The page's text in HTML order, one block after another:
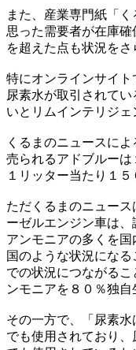
また、産業専門紙「
思った需要者が在庫
を超えた点も状況をさ
特にオンラインサイ
尿素水が取引されて
いとリムインテリジェ
くるまのニュースに
売られるアドブルー
１リッター当たり１
ただくるまのニュー
ーゼルエンジン車は、
アンモニアの多くを
国のような状況にな
での状況につながる
ンモニアを８０％独自
その一方で、「尿素
でも使用されており